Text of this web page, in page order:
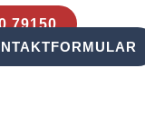
79150